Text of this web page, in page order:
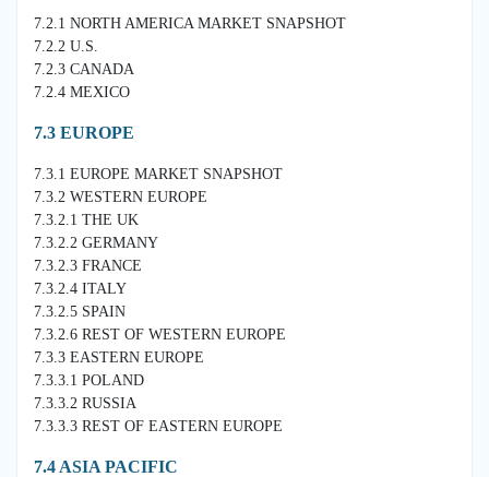
7.2.1 NORTH AMERICA MARKET SNAPSHOT
7.2.2 U.S.
7.2.3 CANADA
7.2.4 MEXICO
7.3 EUROPE
7.3.1 EUROPE MARKET SNAPSHOT
7.3.2 WESTERN EUROPE
7.3.2.1 THE UK
7.3.2.2 GERMANY
7.3.2.3 FRANCE
7.3.2.4 ITALY
7.3.2.5 SPAIN
7.3.2.6 REST OF WESTERN EUROPE
7.3.3 EASTERN EUROPE
7.3.3.1 POLAND
7.3.3.2 RUSSIA
7.3.3.3 REST OF EASTERN EUROPE
7.4 ASIA PACIFIC